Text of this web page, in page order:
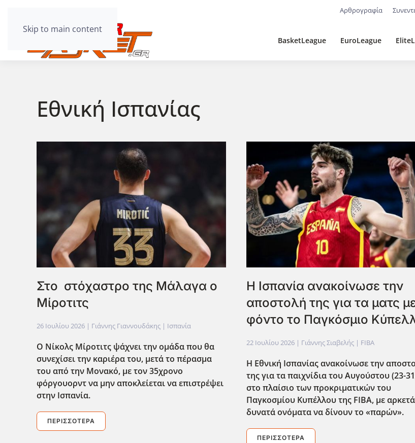
Skip to main content
Αρθρογραφία
BasketLeague EuroLeague
Εθνική Ισπανίας
Στο στόχαστρο της Μάλαγα ο
Μίροτιτς
26 Ιουλίου 2026 | Γιάννης Γιαννουδάκης | Ισπανία
Ο Νίκολς Μίροτιτς ψάχνει την ομάδα που θα
συνεχίσει την καριέρα του, μετά το πέρασμα
του από την Μονακό, με τον 35χρονο
φόργουορντ να μην αποκλείεται να επιστρέψει
στην Ισπανία.
ΠΕΡΙΣΣΌΤΕΡΑ
Η Ισπανία ανακοίνωσε την
αποστολή της για τα ματς
φόντο το Παγκόσμιο
22 Ιουλίου 2026 | Γιάννης Σιαβελής | FIBA
Η Εθνική Ισπανίας ανακοίνωσε την
της για τα παιχνίδια του Αυγούστου (23-
στο πλαίσιο των προκριματικών του
Παγκοσμίου Κυπέλλου της FIBA, με αρκετά
δυνατά ονόματα να δίνουν το «παρών».
ΠΕΡΙΣΣΌΤΕΡΑ